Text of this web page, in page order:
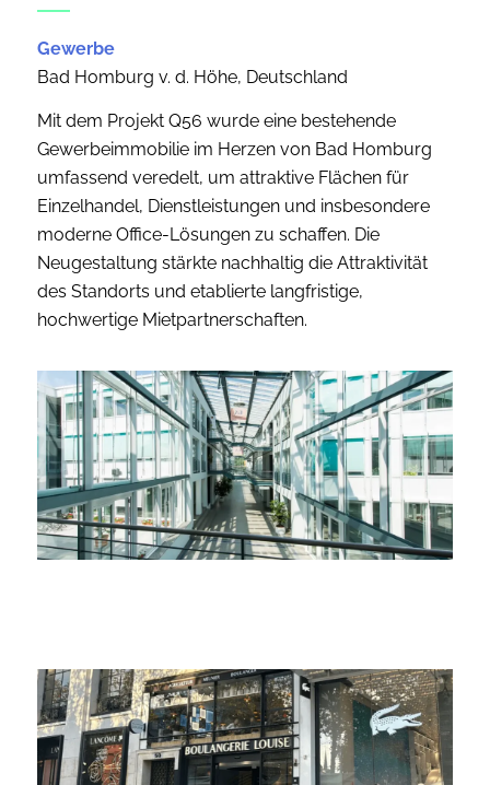
Gewerbe
Bad Homburg v. d. Höhe, Deutschland
Mit dem Projekt Q56 wurde eine bestehende
Gewerbeimmobilie im Herzen von Bad Homburg
umfassend veredelt, um attraktive Flächen für
Einzelhandel, Dienstleistungen und insbesondere
moderne Office-Lösungen zu schaffen. Die
Neugestaltung stärkte nachhaltig die Attraktivität
des Standorts und etablierte langfristige,
hochwertige Mietpartnerschaften.